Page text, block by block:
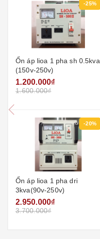
-25%
Ổn áp lioa 1 pha sh 0.5kva
(150v-250v)
1.200.000₫
1.600.000₫
-20%
Ổn áp lioa 1 pha dri
3kva(90v-250v)
2.950.000₫
3.700.000₫